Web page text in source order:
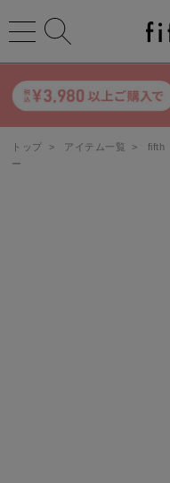
トップ > アイテム一覧 > fifth
ー